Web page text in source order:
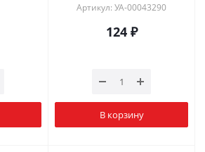
Артикул: УА-00043290
124₽
В корзину